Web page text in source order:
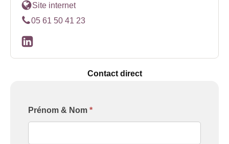
Site internet
05 61 50 41 23
Contact direct
Formulaire
[Contact
Prénom & Nom *